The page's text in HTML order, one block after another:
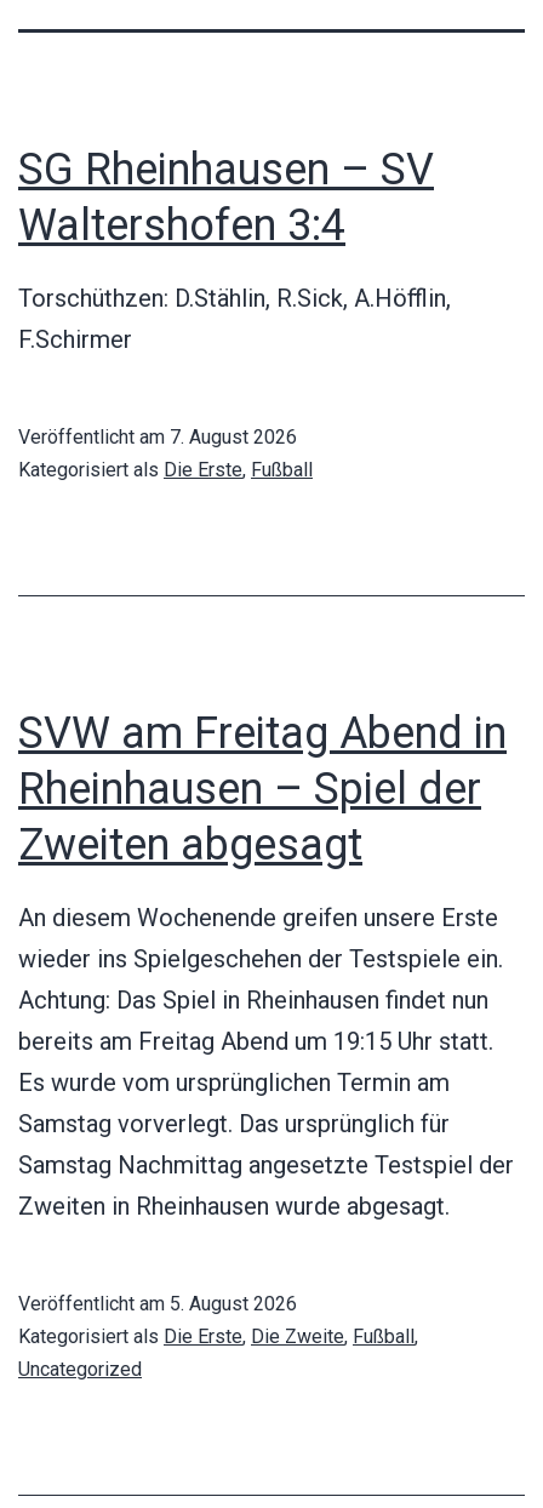
SG Rheinhausen – SV
Waltershofen 3:4
Torschüthzen: D.Stählin, R.Sick, A.Höfflin,
F.Schirmer
Veröffentlicht am 7. August 2026
Kategorisiert als Die Erste, Fußball
SVW am Freitag Abend in
Rheinhausen – Spiel der
Zweiten abgesagt
An diesem Wochenende greifen unsere Erste
wieder ins Spielgeschehen der Testspiele ein.
Achtung: Das Spiel in Rheinhausen findet nun
bereits am Freitag Abend um 19:15 Uhr statt.
Es wurde vom ursprünglichen Termin am
Samstag vorverlegt. Das ursprünglich für
Samstag Nachmittag angesetzte Testspiel der
Zweiten in Rheinhausen wurde abgesagt.
Veröffentlicht am 5. August 2026
Kategorisiert als Die Erste, Die Zweite, Fußball,
Uncategorized